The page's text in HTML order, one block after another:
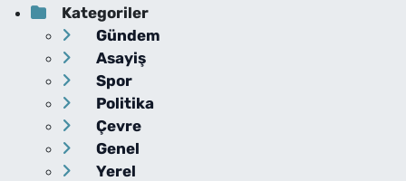
Kategoriler
Gündem
Asayiş
Spor
Politika
Çevre
Genel
Yerel